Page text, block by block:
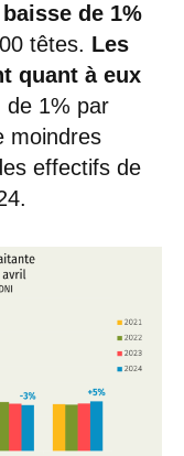
de 1%
têtes. Les
quant à eux
de 1% par
moindres
effectifs de